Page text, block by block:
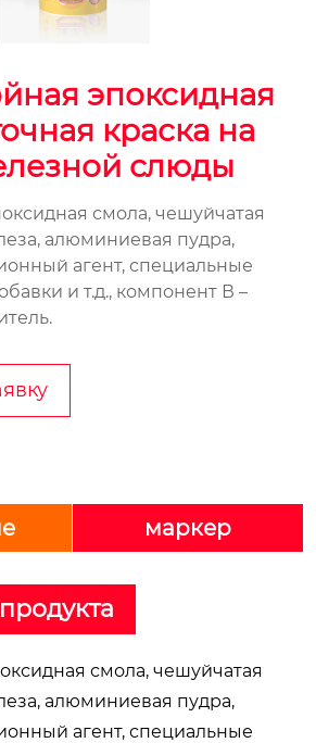
эпоксидная
краска на
слюды
смола, чешуйчатая
алюминиевая пудра,
агент, специальные
и т.д., компонент В –
маркер
смола, чешуйчатая
алюминиевая пудра,
агент, специальные